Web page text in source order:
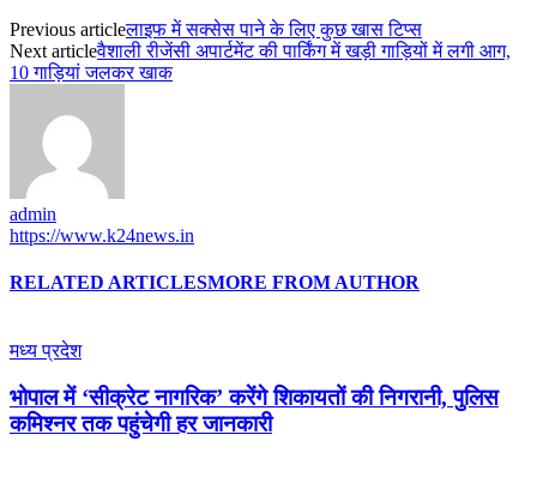
Previous articleलाइफ में सक्सेस पाने के लिए कुछ खास टिप्स
Next articleवैशाली रीजेंसी अपार्टमेंट की पार्किंग में खड़ी गाड़ियों में लगी आग,
10 गाड़ियां जलकर खाक
admin
https://www.k24news.in
RELATED ARTICLESMORE FROM AUTHOR
मध्य प्रदेश
भोपाल में ‘सीक्रेट नागरिक’ करेंगे शिकायतों की निगरानी, पुलिस
कमिश्नर तक पहुंचेगी हर जानकारी